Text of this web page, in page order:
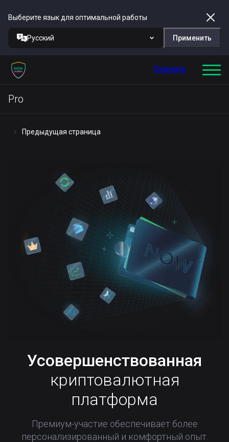
Выберите язык для оптимальной работы
Русский Применить
Скачать
Pro
Предыдущая страница
Усовершенствованная
криптовалютная
платформа
Премиум-участие обеспечивает более
персонализированный и комфортный опыт.